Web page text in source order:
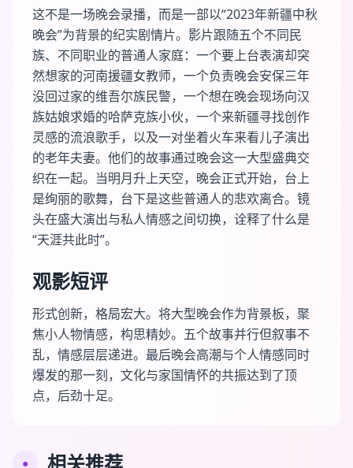
这不是一场晚会录播，而是一部以“2023年新疆中秋
晚会”为背景的纪实剧情片。影片跟随五个不同民
族、不同职业的普通人家庭：一个要上台表演却突
然想家的河南援疆女教师，一个负责晚会安保三年
没回过家的维吾尔族民警，一个想在晚会现场向汉
族姑娘求婚的哈萨克族小伙，一个来新疆寻找创作
灵感的流浪歌手，以及一对坐着火车来看儿子演出
的老年夫妻。他们的故事通过晚会这一大型盛典交
织在一起。当明月升上天空，晚会正式开始，台上
是绚丽的歌舞，台下是这些普通人的悲欢离合。镜
头在盛大演出与私人情感之间切换，诠释了什么是
“天涯共此时”。
观影短评
形式创新，格局宏大。将大型晚会作为背景板，聚
焦小人物情感，构思精妙。五个故事并行但叙事不
乱，情感层层递进。最后晚会高潮与个人情感同时
爆发的那一刻，文化与家国情怀的共振达到了顶
点，后劲十足。
●